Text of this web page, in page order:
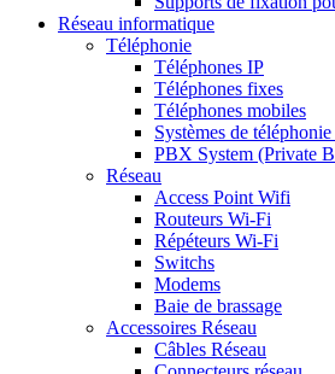
Réseau informatique
Téléphonie
Téléphones IP
Téléphones fixes
Téléphones mobiles
Systèmes de
PBX System (Private
Réseau
Access Point Wifi
Routeurs Wi-Fi
Répéteurs Wi-Fi
Switchs
Modems
Baie de brassage
Accessoires Réseau
Câbles Réseau